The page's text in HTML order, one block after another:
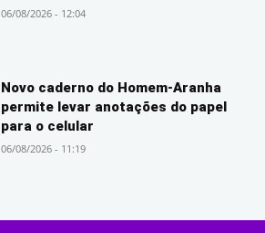
06/08/2026 - 12:04
Novo caderno do Homem-Aranha
permite levar anotações do papel
para o celular
06/08/2026 - 11:19